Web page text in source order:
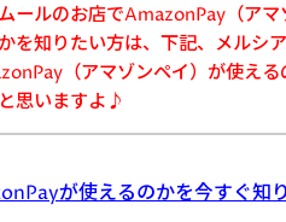
ールのお店でAmazonPay（アマ
を知りたい方は、下記、メルシ
（アマゾンペイ）が使える
思いますよ♪
が使えるのかを今すぐ知